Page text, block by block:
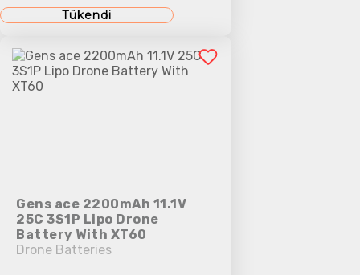
Tükendi
Gens ace 2200mAh 11.1V
25C 3S1P Lipo Drone
Battery With XT60
Drone Batteries